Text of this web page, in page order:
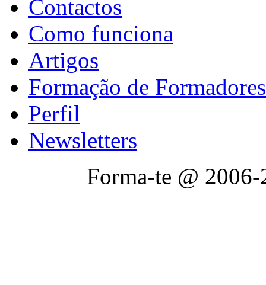
Contactos
Como funciona
Artigos
Formação de Formadores
Perfil
Newsletters
Forma-te @